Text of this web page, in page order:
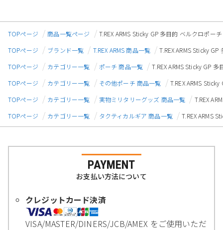
TOPページ 商品一覧ページ
T.REX ARMS Sticky GP 多目的 ベルクロポー
TOPページ
ブランド一覧 T.REX ARMS 商品一覧
T.REX ARMS Sticky
TOPページ
カテゴリー一覧 ポーチ 商品一覧
T.REX ARMS Sticky GP
TOPページ
カテゴリー一覧 その他ポーチ 商品一覧
T.REX ARMS
TOPページ
カテゴリー一覧 実物ミリタリーグッズ 商品一覧
T.REX
TOPページ
カテゴリー一覧 タクティカルギア 商品一覧 T.REX ARMS
PAYMENT
お支払い方法について
クレジットカード決済
VISA/MASTER/DINERS/JCB/AMEX をご使用いただ